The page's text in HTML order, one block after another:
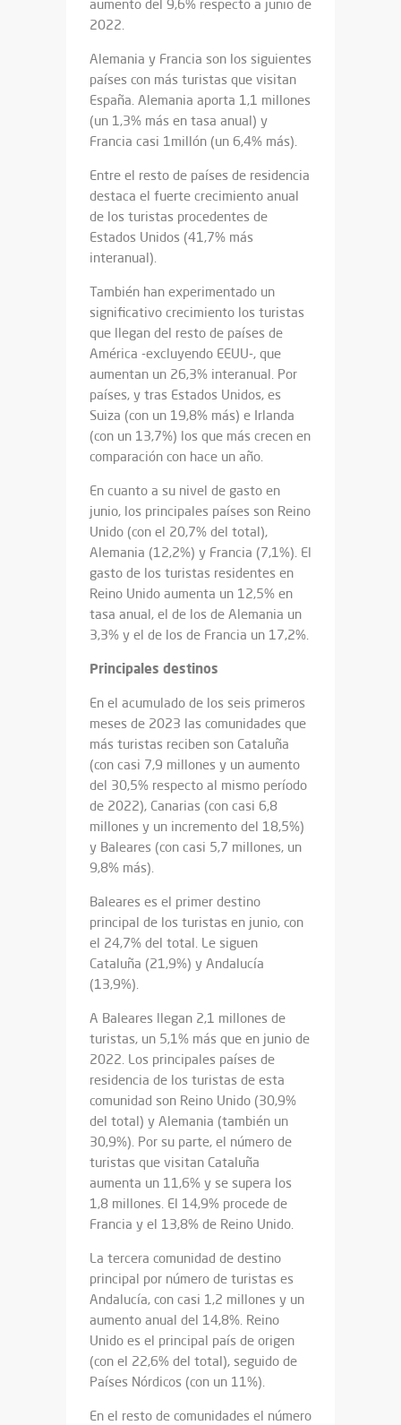
aumento del 9,6% respecto a junio de
2022.
Alemania y Francia son los siguientes
países con más turistas que visitan
España. Alemania aporta 1,1 millones
(un 1,3% más en tasa anual) y
Francia casi 1millón (un 6,4% más).
Entre el resto de países de residencia
destaca el fuerte crecimiento anual
de los turistas procedentes de
Estados Unidos (41,7% más
interanual).
También han experimentado un
significativo crecimiento los turistas
que llegan del resto de países de
América -excluyendo EEUU-, que
aumentan un 26,3% interanual. Por
países, y tras Estados Unidos, es
Suiza (con un 19,8% más) e Irlanda
(con un 13,7%) los que más crecen en
comparación con hace un año.
En cuanto a su nivel de gasto en
junio, los principales países son Reino
Unido (con el 20,7% del total),
Alemania (12,2%) y Francia (7,1%). El
gasto de los turistas residentes en
Reino Unido aumenta un 12,5% en
tasa anual, el de los de Alemania un
3,3% y el de los de Francia un 17,2%.
Principales destinos
En el acumulado de los seis primeros
meses de 2023 las comunidades que
más turistas reciben son Cataluña
(con casi 7,9 millones y un aumento
del 30,5% respecto al mismo período
de 2022), Canarias (con casi 6,8
millones y un incremento del 18,5%)
y Baleares (con casi 5,7 millones, un
9,8% más).
Baleares es el primer destino
principal de los turistas en junio, con
el 24,7% del total. Le siguen
Cataluña (21,9%) y Andalucía
(13,9%).
A Baleares llegan 2,1 millones de
turistas, un 5,1% más que en junio de
2022. Los principales países de
residencia de los turistas de esta
comunidad son Reino Unido (30,9%
del total) y Alemania (también un
30,9%). Por su parte, el número de
turistas que visitan Cataluña
aumenta un 11,6% y se supera los
1,8 millones. El 14,9% procede de
Francia y el 13,8% de Reino Unido.
La tercera comunidad de destino
principal por número de turistas es
Andalucía, con casi 1,2 millones y un
aumento anual del 14,8%. Reino
Unido es el principal país de origen
(con el 22,6% del total), seguido de
Países Nórdicos (con un 11%).
En el resto de comunidades el número